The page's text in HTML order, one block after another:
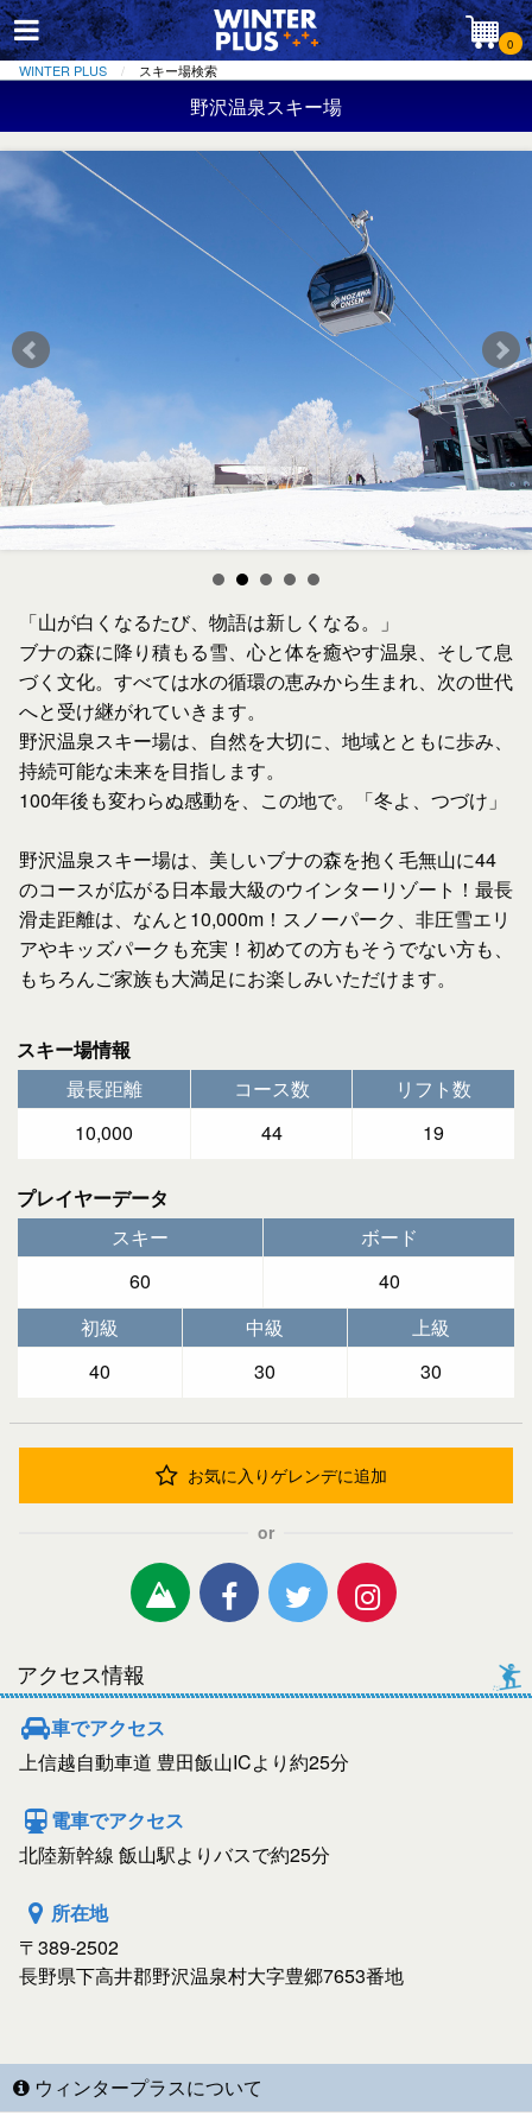
0
WINTER PLUS スキー場検索
野沢温泉スキー場
「山が白くなるたび、物語は新しくなる。」
ブナの森に降り積もる雪、心と体を癒やす温泉、そして息
づく文化。すべては水の循環の恵みから生まれ、次の世代
へと受け継がれていきます。
野沢温泉スキー場は、自然を大切に、地域とともに歩み、
持続可能な未来を目指します。
100年後も変わらぬ感動を、この地で。「冬よ、つづけ」
野沢温泉スキー場は、美しいブナの森を抱く毛無山に44
のコースが広がる日本最大級のウインターリゾート！最長
滑走距離は、なんと10,000m！スノーパーク、非圧雪エリ
アやキッズパークも充実！初めての方もそうでない方も、
もちろんご家族も大満足にお楽しみいただけます。
スキー場情報
最長距離
コース数
リフト数
10,000
44 19
プレイヤーデータ
スキー
ボード
60
40
初級
中級
上級
40
30 30
お気に入りゲレンデに追加
or
アクセス情報
車でアクセス
上信越自動車道 豊田飯山ICより約25分
電車でアクセス
北陸新幹線 飯山駅よりバスで約25分
所在地
〒389-2502
長野県下高井郡野沢温泉村大字豊郷7653番地
ウィンタープラスについて